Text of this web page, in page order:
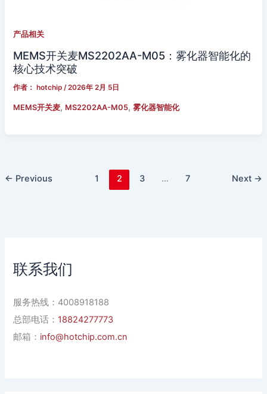
联系我们
服务热线：4008918188
总部电话：18824277773
邮箱： info@hotchip.com.cn
产品相关
MEMS开关麦MS2202AA-M05：雾化器智能化的
核心技术突破
作者： hotchip/2026年 2月 5日
MEMS开关麦, MS2202AA-M05,雾化器智能化
← Previous 1 2 3 … 7 Next →